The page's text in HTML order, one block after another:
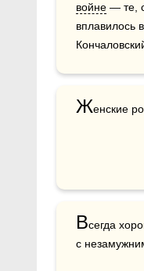
войне — те,
вплавилось
Женские
Всегда
с